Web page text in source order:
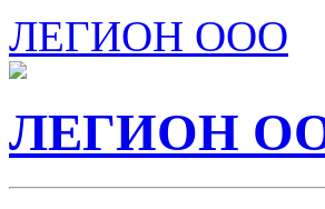
ЛЕГИОН ООО
ЛЕГИОН